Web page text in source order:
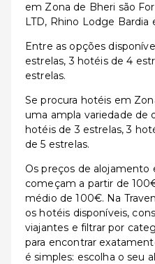
em Zona de Bheri são
LTD, Rhino Lodge Bardia
Entre as opções
estrelas, 3 hotéis de 4
estrelas.
Se procura hotéis em
uma ampla variedade de
hotéis de 3 estrelas, 3
de 5 estrelas.
Os preços de alojamento
começam a partir de
médio de 100€. Na
os hotéis disponíveis,
viajantes e filtrar por
para encontrar
é simples: escolha o seu